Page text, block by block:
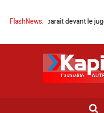
FlashNews:
comparaît devant le juge